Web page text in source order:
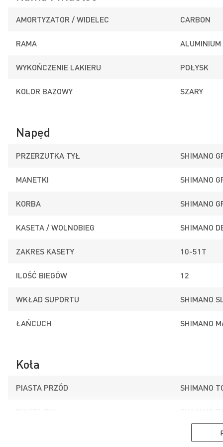
AMORTYZATOR / WIDELEC CARBON
RAMA ALUMINIUM
WYKOŃCZENIE LAKIERU POŁYSK
KOLOR BAZOWY SZARY
Napęd
PRZERZUTKA TYŁ SHIMANO
MANETKI SHIMANO
KORBA SHIMANO
KASETA / WOLNOBIEG SHIMANO
ZAKRES KASETY 10-51T
ILOŚĆ BIEGÓW 12
WKŁAD SUPORTU SHIMANO
ŁAŃCUCH SHIMANO
Koła
PIASTA PRZÓD SHIMANO
WTB